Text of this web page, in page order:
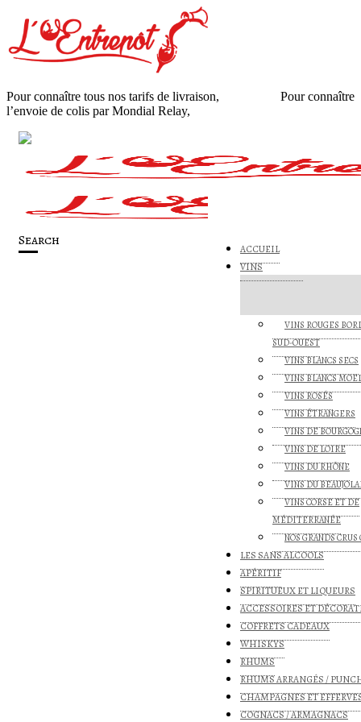
Pour connaître tous nos tarifs de livraison,
Pour connaître
l’envoie de colis par Mondial Relay,
Search
ACCUEIL
VINS
VINS ROUGES
SUD-OUEST
VINS BLANCS SECS
VINS BLANCS
VINS ROSÉS
VINS ÉTRANGERS
VINS DE
VINS DE LOIRE
VINS DU RHÔNE
VINS DU
VINS CORSE ET DE
MÉDITERRANÉE
NOS GRANDS CRUS
LES SANS ALCOOLS
APÉRITIF
SPIRITUEUX ET LIQUEURS
ACCESSOIRES ET
COFFRETS CADEAUX
WHISKYS
RHUMS
RHUMS ARRANGÉS /
CHAMPAGNES ET
COGNACS / ARMAGNACS